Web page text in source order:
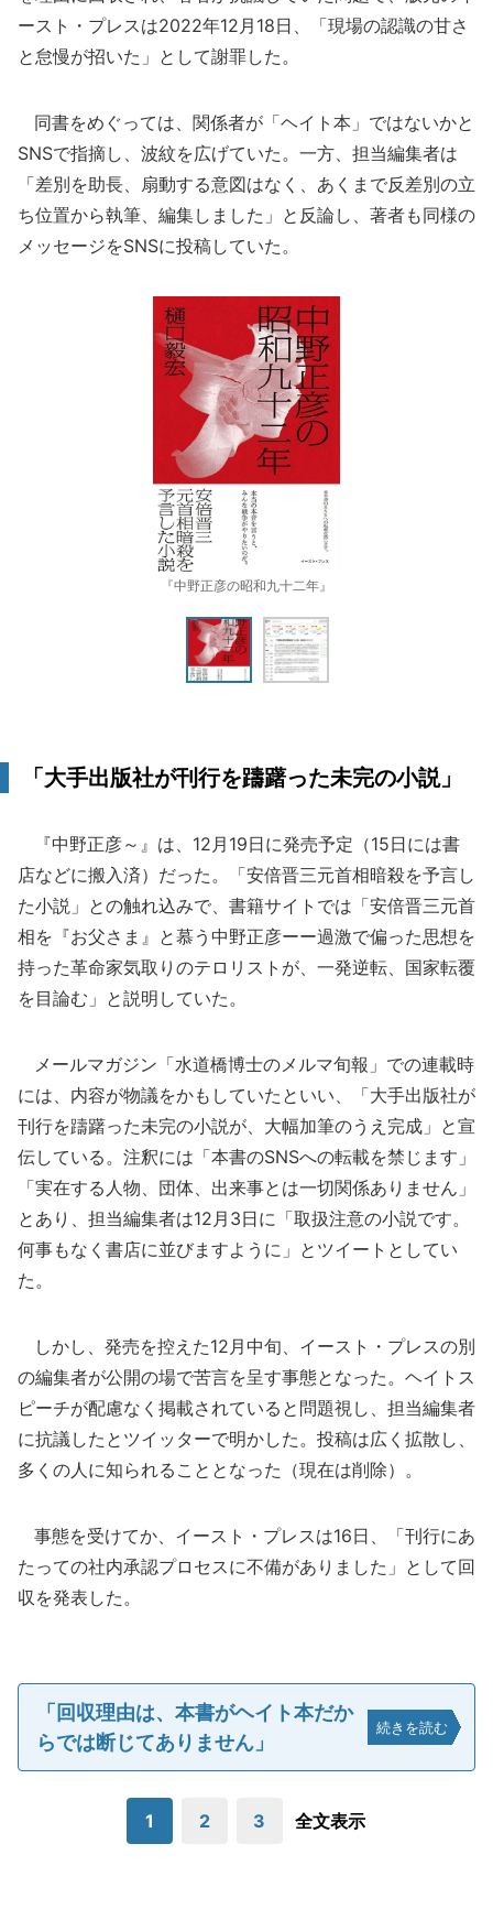
ースト・プレスは2022年12月18日、「現場の認識の甘さ
と怠慢が招いた」として謝罪した。
同書をめぐっては、関係者が「ヘイト本」ではないかと
SNSで指摘し、波紋を広げていた。一方、担当編集者は
「差別を助長、扇動する意図はなく、あくまで反差別の立
ち位置から執筆、編集しました」と反論し、著者も同様の
メッセージをSNSに投稿していた。
『中野正彦の昭和九十二年』
「大手出版社が刊行を躊躇った未完の小説」
『中野正彦～』は、12月19日に発売予定（15日には書
店などに搬入済）だった。「安倍晋三元首相暗殺を予言し
た小説」との触れ込みで、書籍サイトでは「安倍晋三元首
相を『お父さま』と慕う中野正彦ーー過激で偏った思想を
持った革命家気取りのテロリストが、一発逆転、国家転覆
を目論む」と説明していた。
メールマガジン「水道橋博士のメルマ旬報」での連載時
には、内容が物議をかもしていたといい、「大手出版社が
刊行を躊躇った未完の小説が、大幅加筆のうえ完成」と宣
伝している。注釈には「本書のSNSへの転載を禁じます」
「実在する人物、団体、出来事とは一切関係ありません」
とあり、担当編集者は12月3日に「取扱注意の小説です。
何事もなく書店に並びますように」とツイートとしてい
た。
しかし、発売を控えた12月中旬、イースト・プレスの別
の編集者が公開の場で苦言を呈す事態となった。ヘイトス
ピーチが配慮なく掲載されていると問題視し、担当編集者
に抗議したとツイッターで明かした。投稿は広く拡散し、
多くの人に知られることとなった（現在は削除）。
事態を受けてか、イースト・プレスは16日、「刊行にあ
たっての社内承認プロセスに不備がありました」として回
収を発表した。
「回収理由は、本書がヘイト本だか
らでは断じてありません」
続きを読む
1 2 3 全文表示